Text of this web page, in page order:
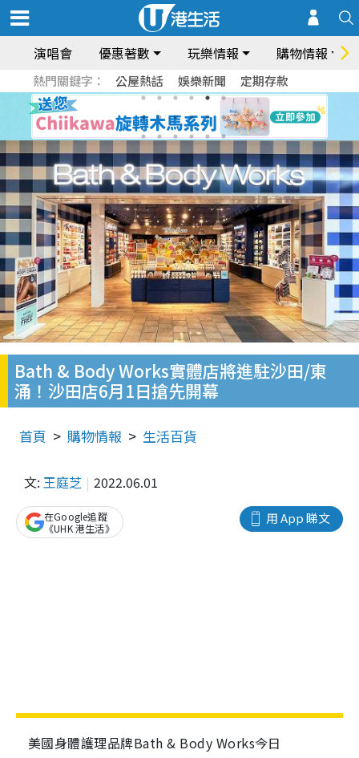
演唱會 優惠著數 玩樂情報 購物情報
熱門關鍵字： 公屋熱話 娛樂新聞 定期存款
Bath & Body Works實體店將進駐沙田/東
涌！沙田店6月1日搶先開幕
首頁 購物情報 生活百貨
文: 王庭芝 2022.06.01
用 App 睇文
在Google追蹤
《UHK 港生活》
美國身體護理品牌Bath & Body Works今日